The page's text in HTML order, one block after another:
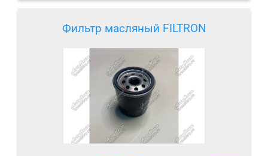
Фильтр масляный FILTRON